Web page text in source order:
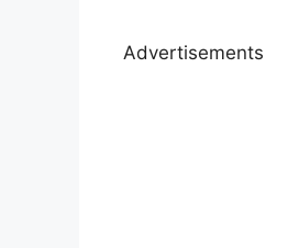
Advertisements